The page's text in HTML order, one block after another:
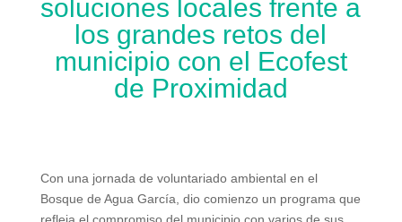
soluciones locales frente a
los grandes retos del
municipio con el Ecofest
de Proximidad
Con una jornada de voluntariado ambiental en el
Bosque de Agua García, dio comienzo un programa que